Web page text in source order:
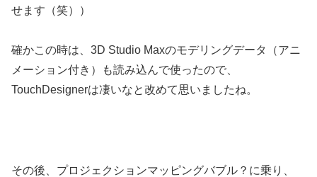
せます（笑））
確かこの時は、3D Studio Maxのモデリングデータ（アニ
メーション付き）も読み込んで使ったので、
TouchDesignerは凄いなと改めて思いましたね。
その後、プロジェクションマッピングバブル？に乗り、